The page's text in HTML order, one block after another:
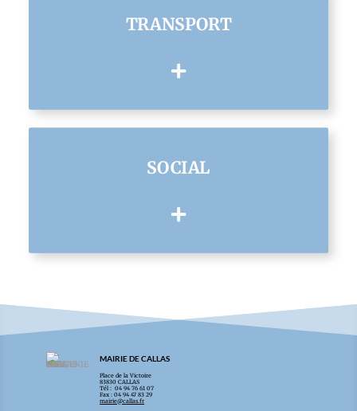
TRANSPORT
SOCIAL
MAIRIE DE CALLAS
Place de la Victoire
83830 CALLAS
Tél : 04 94 76 61 07
Fax : 04 94 47 83 29
mairie@callas.fr